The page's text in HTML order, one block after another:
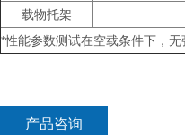
载物托架
*性能参数测试在空载条件下，
产品咨询